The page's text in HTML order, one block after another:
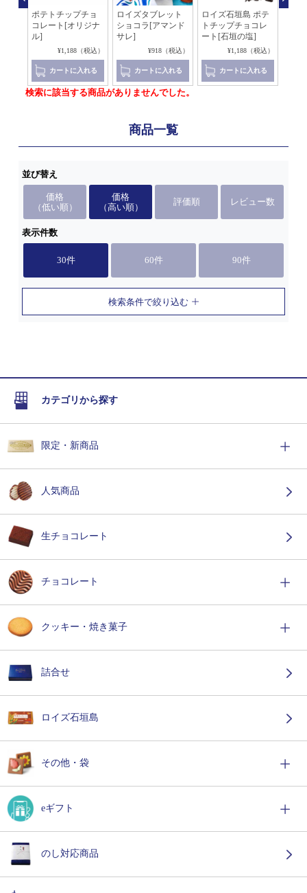
ポテトチップチョ
コレート[オリジナ
ル]
¥1,188（税込）
カートに入れる
ロイズタブレット
ショコラ[アマンド
サレ]
¥918（税込）
カートに入れる
ロイズ石垣島 ポテ
トチップチョコレ
ート[石垣の塩]
¥1,188（税込）
カートに入れる
検索に該当する商品がありませんでした。
商品一覧
並び替え
価格
（低い順）
価格
（高い順）
評価順 レビュー数
表示件数
30件 60件 90件
検索条件で絞り込む
カテゴリから探す
限定・新商品
人気商品
生チョコレート
チョコレート
クッキー・焼き菓子
詰合せ
ロイズ石垣島
その他・袋
eギフト
のし対応商品